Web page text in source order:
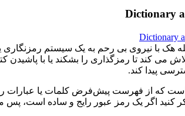
هک با نیروی بی رحم به یک سیستم رمزنگاری
می کند تا رمزگذاری را بشکند یا با پاشیدن
پیدا کند.
است که از فهرست پیش‌فرض کلمات یا عبارات
کنید اگر یک رمز عبور رایج و ساده است،